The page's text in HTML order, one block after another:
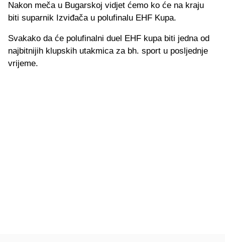
Nakon meča u Bugarskoj vidjet ćemo ko će na kraju
biti suparnik Izviđača u polufinalu EHF Kupa.
Svakako da će polufinalni duel EHF kupa biti jedna od
najbitnijih klupskih utakmica za bh. sport u posljednje
vrijeme.